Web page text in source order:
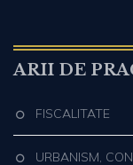
ARII DE
FISCALITATE
URBANISM,